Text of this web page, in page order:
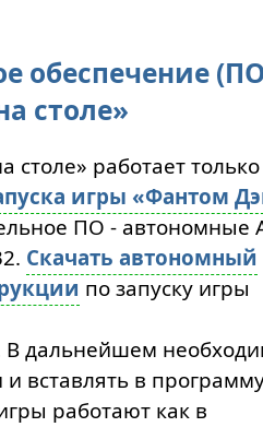
обеспечение
столе»
работает
игры «Фантом
ПО - автономные
Скачать автономный
по запуску игры
В дальнейшем
вставлять в
работают как в